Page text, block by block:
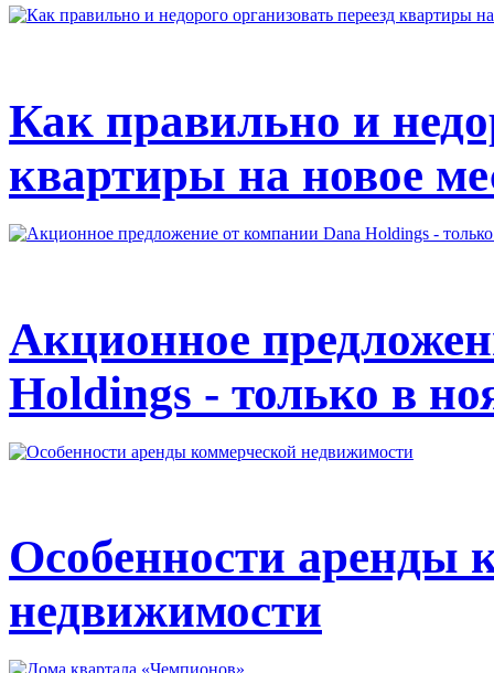
Как правильно и
квартиры на новое
Акционное
Holdings - только в
Особенности аренды
недвижимости